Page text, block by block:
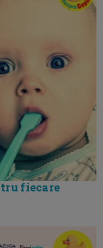
fiecare